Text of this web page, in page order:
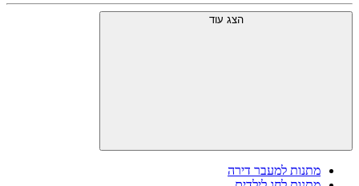
הצג עוד
מתנות למעבר דירה